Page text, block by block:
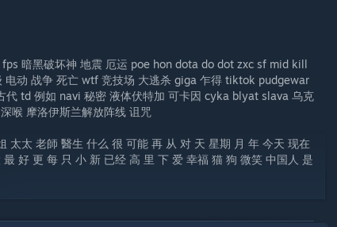
暗黑破坏神 地震 厄运 poe hon dota do dot zxc sf mid kill
电动 战争 死亡 wtf 竞技场 大逃杀 giga 乍得 tiktok pudgewar
代 td 例如 navi 秘密 液体伏特加 可卡因 cyka blyat slava 乌克
喉 摩洛伊斯兰解放阵线 诅咒
太太 老師 醫生 什么 很 可能 再 从 对 天 星期 月 年 今天 现在
好 更 每 只 小 新 已经 高 里 下 爱 幸福 猫 狗 微笑 中国人 是